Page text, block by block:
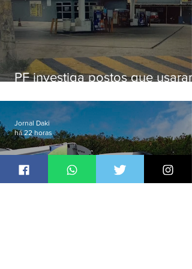
PF investiga postos que usaram
secretário morto em 2020
Jornal Daki
há 22 horas